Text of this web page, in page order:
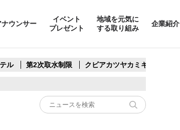
ナウンサー
イベント
プレゼント
地域を元気に
する取り組み
企業紹介
ル 第2次取水制限 クビアカツヤカミキリ